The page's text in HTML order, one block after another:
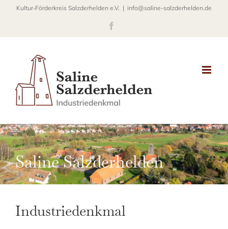
Kultur‐Förderkreis Salzderhelden e.V. | info@saline-salzderhelden.de
Saline Salzderhelden
Industriedenkmal